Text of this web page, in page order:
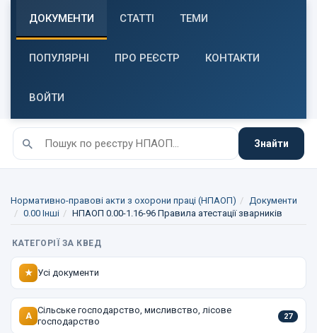
ДОКУМЕНТИ СТАТТІ ТЕМИ
ПОПУЛЯРНІ ПРО РЕЄСТР КОНТАКТИ
ВОЙТИ
Знайти
Нормативно-правові акти з охорони праці (НПАОП)
Документи
0.00 Інші
НПАОП 0.00-1.16-96 Правила атестації зварників
КАТЕГОРІЇ ЗА КВЕД
★ Усі документи
A
Сільське господарство, мисливство, лісове
господарство
27